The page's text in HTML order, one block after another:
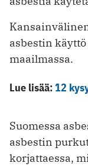
asbestin
maailmassa.
Lue lisää:12
Suomessa
asbestin
korjattaessa,